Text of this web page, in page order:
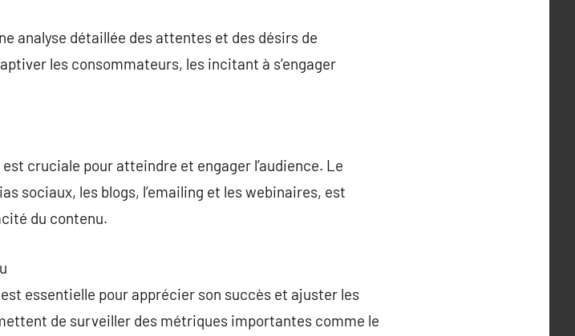
analyse détaillée des attentes et des désirs de
les consommateurs, les incitant à s’engager
cruciale pour atteindre et engager l’audience. Le
sociaux, les blogs, l’emailing et les webinaires, est
du contenu.
essentielle pour apprécier son succès et ajuster les
de surveiller des métriques importantes comme le